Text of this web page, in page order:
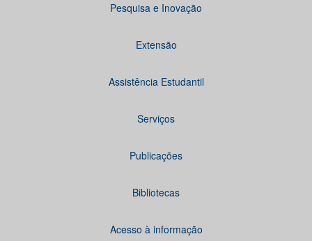
Pesquisa e Inovação
Extensão
Assistência Estudantil
Serviços
Publicações
Bibliotecas
Acesso à informação